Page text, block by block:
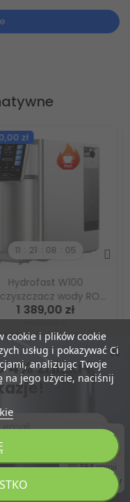
zł
11 21 08 03
Bundle Zestaw
wody RO
nablatowy Hydrofast
Hydrofast HF04
2 980,99 zł
3 389,98 zł
złNajniższa cena z 30
dni przed obniżką
0
cookie i plików cookie
usług i pokazywać Ci
analizując Twoje
na jego użycie, naciśnij
4% zniżki i